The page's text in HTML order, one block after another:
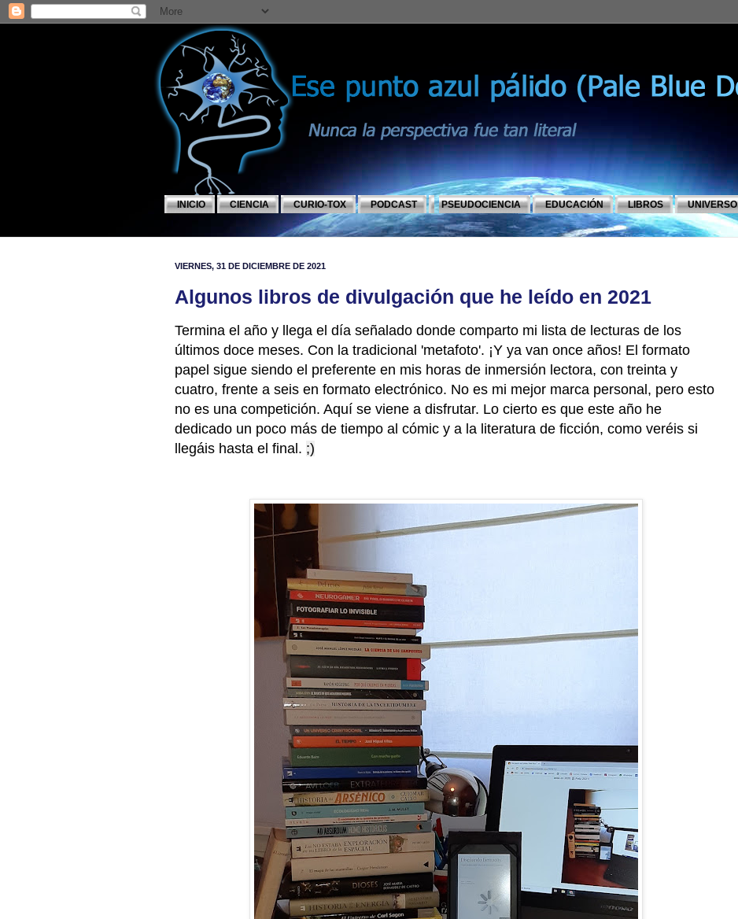
INICIO CIENCIA CURIO-TOX PODCAST PSEUDOCIENCIA EDUCACIÓN LIBROS UNIVERSO
VIERNES, 31 DE DICIEMBRE DE 2021
Algunos libros de divulgación que he leído en 2021
Termina el año y llega el día señalado donde comparto mi lista de lecturas de los
últimos doce meses. Con la tradicional 'metafoto'. ¡Y ya van once años! El formato
papel sigue siendo el preferente en mis horas de inmersión lectora, con treinta y
cuatro, frente a seis en formato electrónico. No es mi mejor marca personal, pero esto
no es una competición. Aquí se viene a disfrutar. Lo cierto es que este año he
dedicado un poco más de tiempo al cómic y a la literatura de ficción, como veréis si
llegáis hasta el final. ;)